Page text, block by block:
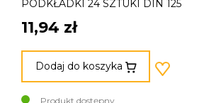
PODKŁADKI 24 SZTUKI DIN 125
11,94 zł
Dodaj do koszyka
Produkt dostępny